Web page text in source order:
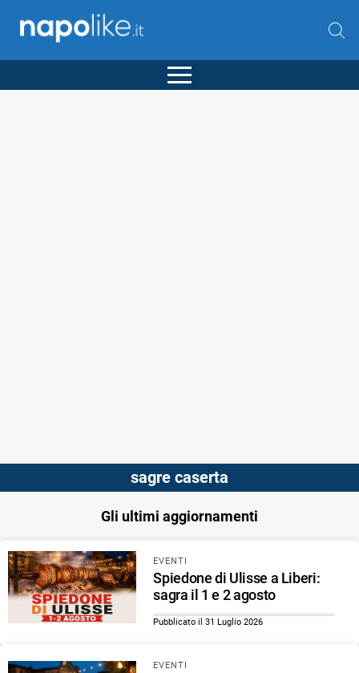
sagre caserta
Gli ultimi aggiornamenti
EVENTI
Spiedone di Ulisse a Liberi:
sagra il 1 e 2 agosto
Pubblicato il 31 Luglio 2026
EVENTI